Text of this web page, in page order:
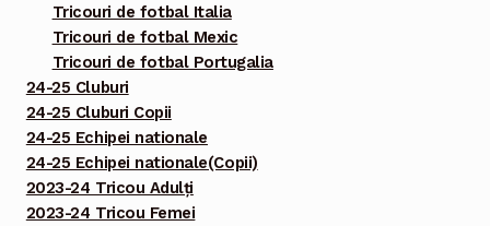
Tricouri de fotbal Italia
Tricouri de fotbal Mexic
Tricouri de fotbal Portugalia
24-25 Cluburi
24-25 Cluburi Copii
24-25 Echipei nationale
24-25 Echipei nationale(Copii)
2023-24 Tricou Adulți
2023-24 Tricou Femei